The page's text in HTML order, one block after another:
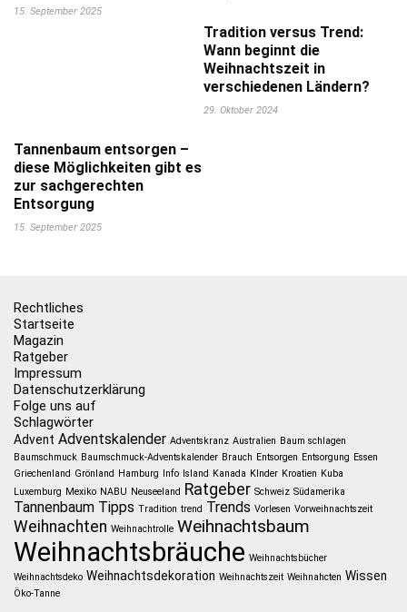
15. September 2025
Tradition versus Trend:
Wann beginnt die
Weihnachtszeit in
verschiedenen Ländern?
29. Oktober 2024
Tannenbaum entsorgen –
diese Möglichkeiten gibt es
zur sachgerechten
Entsorgung
15. September 2025
Rechtliches
Startseite
Magazin
Ratgeber
Impressum
Datenschutzerklärung
Folge uns auf
Schlagwörter
Advent Adventskalender Adventskranz Australien Baum schlagen
Baumschmuck Baumschmuck-Adventskalender Brauch Entsorgen Entsorgung Essen
Griechenland Grönland Hamburg Info Island Kanada KInder Kroatien Kuba
Luxemburg Mexiko NABU Neuseeland Ratgeber Schweiz Südamerika
Tannenbaum Tipps Tradition trend Trends Vorlesen Vorweihnachtszeit
Weihnachten Weihnachtrolle Weihnachtsbaum
Weihnachtsbräuche Weihnachtsbücher
Weihnachtsdeko Weihnachtsdekoration Weihnachtszeit Weihnahcten Wissen
Öko-Tanne